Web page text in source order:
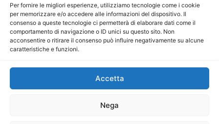
Per fornire le migliori esperienze, utilizziamo tecnologie come i cookie
per memorizzare e/o accedere alle informazioni del dispositivo. Il
consenso a queste tecnologie ci permetterà di elaborare dati come il
comportamento di navigazione o ID unici su questo sito. Non
acconsentire o ritirare il consenso può influire negativamente su alcune
caratteristiche e funzioni.
Accetta
Nega
Direttore Editoriale: Maurizio Scaglione
Direttore Responsabile: Maria Calabrese
P.IVA: 06334930820
Mercurio Comunicazione Società Cooperativa a r.l. è
iscritta al Registro degli Operatori di Comunicazione al